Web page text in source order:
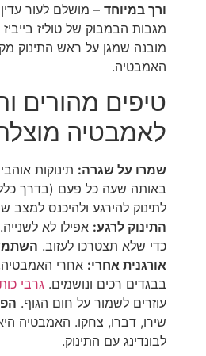
ורך במיוחד – מושלם לעור
מגבות הבמבוק של טוליז
מובנה שמגן על ראש התינוק
האמבטיה.
טיפים מהורים
לאמבטיה
שמרו על שגרה: תינוקות
באותה שעה כל פעם (בדרך כלל
לתינוק להירגע ולהיכנס למצב
התינוק לרגע: אפילו לא
כדי שלא תצטרכו לעזוב.
אורגנית אחרי: אחרי
בבגדים רכים ונושמים. גרבי
עוזרים לשמור על חום הגוף.
שירו, דברו, צחקו. האמבטיה
לבונדינג עם התינוק.